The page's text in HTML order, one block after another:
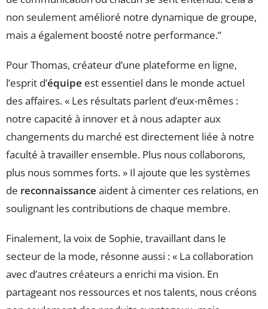
non seulement amélioré notre dynamique de groupe,
mais a également boosté notre performance.”
Pour Thomas, créateur d’une plateforme en ligne,
l’esprit d’équipe est essentiel dans le monde actuel
des affaires. « Les résultats parlent d’eux-mêmes :
notre capacité à innover et à nous adapter aux
changements du marché est directement liée à notre
faculté à travailler ensemble. Plus nous collaborons,
plus nous sommes forts. » Il ajoute que les systèmes
de reconnaissance aident à cimenter ces relations, en
soulignant les contributions de chaque membre.
Finalement, la voix de Sophie, travaillant dans le
secteur de la mode, résonne aussi : « La collaboration
avec d’autres créateurs a enrichi ma vision. En
partageant nos ressources et nos talents, nous créons